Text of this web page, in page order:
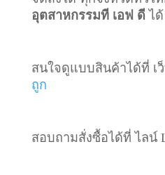
อุตสาหกรรมที เอฟ ดี ได้
สนใจดูแบบสินค้าได้ที่ เ
ถูก
สอบถามสั่งซื้อได้ที่ ไลน์